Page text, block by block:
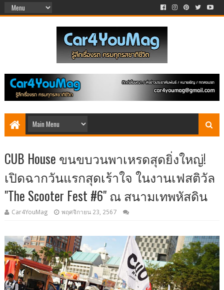
CUB House ขนขบวนพาเหรดสุดยิ่งใหญ่!
เปิดฉากวันแรกสุดเร้าใจ ในงานเฟสติวัล
"The Scooter Fest #6" ณ สนามเทพหัสดิน
Car4YouMag พฤศจิกายน 23, 2567